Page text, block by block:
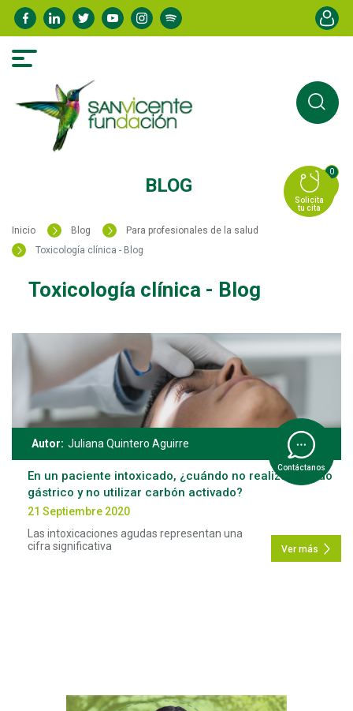
Pasar
al
Menú
BLOG
0
Inicio Blog
Para profesionales de la salud
Toxicología clínica - Blog
Toxicología clínica - Blog
Autor: Juliana Quintero Aguirre
En un paciente intoxicado, ¿cuándo no realizar lavado
gástrico y no utilizar carbón activado?
21 Septiembre 2020
Las intoxicaciones agudas representan una
cifra significativa
Ver más
Contáctanos
Solicita
tu cita